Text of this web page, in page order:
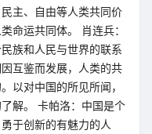
主、自由等人类共同价
命运共同体。 肖连兵：
族和人民与世界的联系
互鉴而发展，人类的共
以对中国的所见所闻，
解。 卡帕洛：中国是个
于创新的有魅力的人